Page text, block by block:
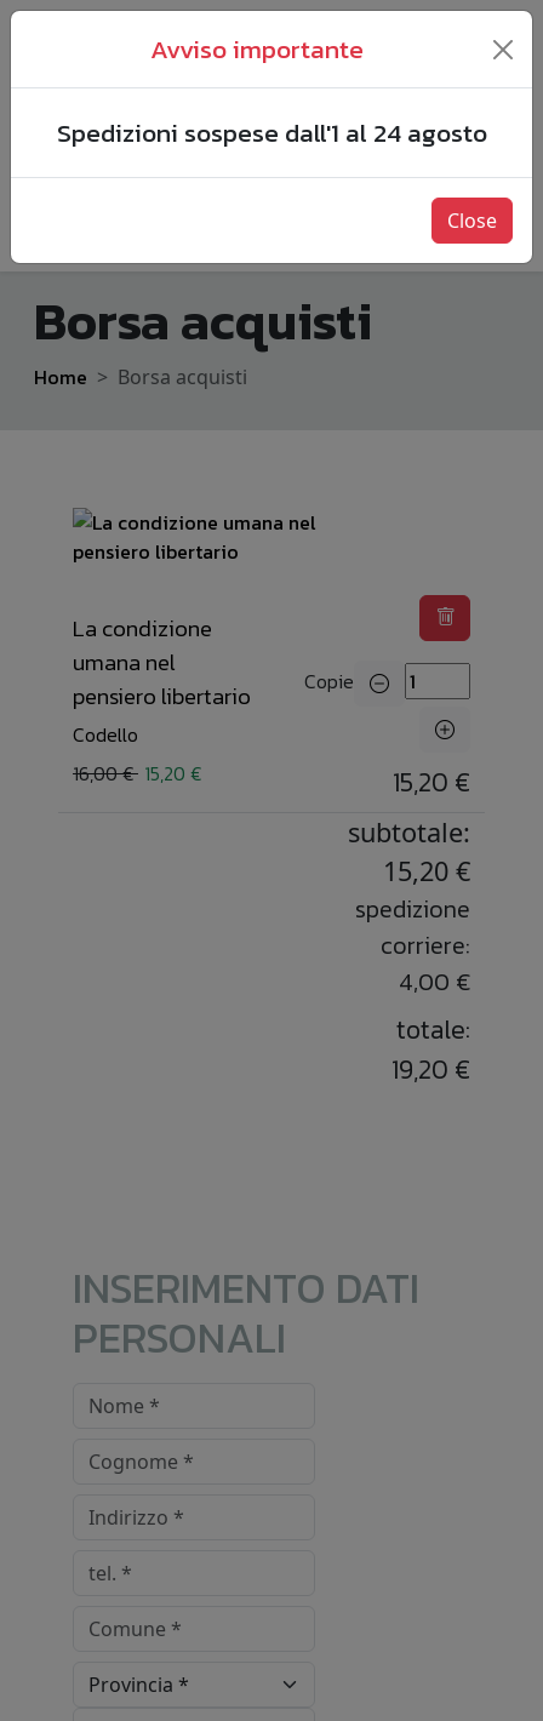
Borsa acquisti
Home Borsa acquisti
La condizione
umana nel
pensiero libertario
Codello
16,00 € 15,20 €
Copie
15,20 €
subtotale:
15,20 €
spedizione
corriere:
4,00 €
totale:
19,20 €
INSERIMENTO DATI
PERSONALI
Avviso importante
Spedizioni sospese dall'1 al 24 agosto
Close